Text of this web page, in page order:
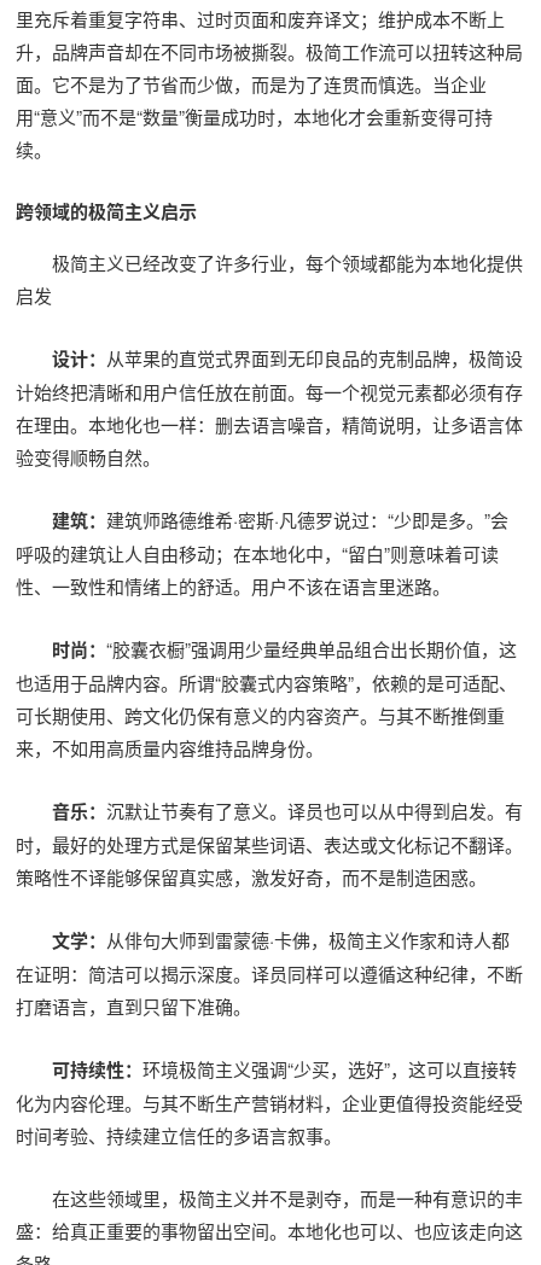
里充斥着重复字符串、过时页面和废弃译文；维护成本不断上
升，品牌声音却在不同市场被撕裂。极简工作流可以扭转这种局
面。它不是为了节省而少做，而是为了连贯而慎选。当企业
用“意义”而不是“数量”衡量成功时，本地化才会重新变得可持
续。
跨领域的极简主义启示
极简主义已经改变了许多行业，每个领域都能为本地化提供
启发
设计： 从苹果的直觉式界面到无印良品的克制品牌，极简设
计始终把清晰和用户信任放在前面。每一个视觉元素都必须有存
在理由。本地化也一样：删去语言噪音，精简说明，让多语言体
验变得顺畅自然。
建筑： 建筑师路德维希·密斯·凡德罗说过：“少即是多。”会
呼吸的建筑让人自由移动；在本地化中，“留白”则意味着可读
性、一致性和情绪上的舒适。用户不该在语言里迷路。
时尚：“胶囊衣橱”强调用少量经典单品组合出长期价值，这
也适用于品牌内容。所谓“胶囊式内容策略”，依赖的是可适配、
可长期使用、跨文化仍保有意义的内容资产。与其不断推倒重
来，不如用高质量内容维持品牌身份。
音乐：沉默让节奏有了意义。译员也可以从中得到启发。有
时，最好的处理方式是保留某些词语、表达或文化标记不翻译。
策略性不译能够保留真实感，激发好奇，而不是制造困惑。
文学： 从俳句大师到雷蒙德·卡佛，极简主义作家和诗人都
在证明：简洁可以揭示深度。译员同样可以遵循这种纪律，不断
打磨语言，直到只留下准确。
可持续性：环境极简主义强调“少买，选好”，这可以直接转
化为内容伦理。与其不断生产营销材料，企业更值得投资能经受
时间考验、持续建立信任的多语言叙事。
在这些领域里，极简主义并不是剥夺，而是一种有意识的丰
盛：给真正重要的事物留出空间。本地化也可以、也应该走向这